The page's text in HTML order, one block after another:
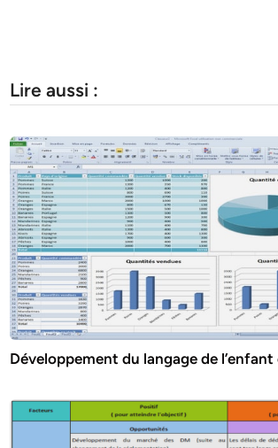
Lire aussi :
Développement du langage de l’enfant